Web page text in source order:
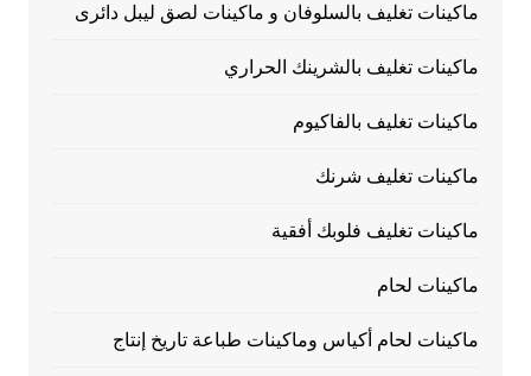
ماكينات تغليف بالسلوفان و ماكينات لصق ليبل دائرى
ماكينات تغليف بالشرينك الحراري
ماكينات تغليف بالفاكيوم
ماكينات تغليف شرنك
ماكينات تغليف فلوبك أفقية
ماكينات لحام
ماكينات لحام أكياس وماكينات طباعة تاريخ إنتاج